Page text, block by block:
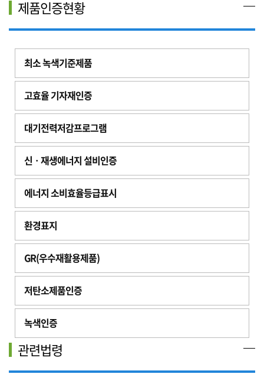
제품인증현황
최소 녹색기준제품
고효율 기자재인증
대기전력저감프로그램
신ㆍ재생에너지 설비인증
에너지 소비효율등급표시
환경표지
GR(우수재활용제품)
저탄소제품인증
녹색인증
관련법령